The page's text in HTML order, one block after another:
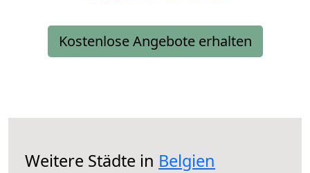
Kostenlose Angebote erhalten
Weitere Städte in Belgien